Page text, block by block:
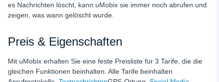
es Nachrichten löscht, kann uMobix sie immer noch abrufen und
zeigen, was wann gelöscht wurde.
Preis & Eigenschaften
Mit uMobix erhalten Sie eine feste Preisliste für 3 Tarife, die die
gleichen Funktionen beinhalten. Alle Tarife beinhalten